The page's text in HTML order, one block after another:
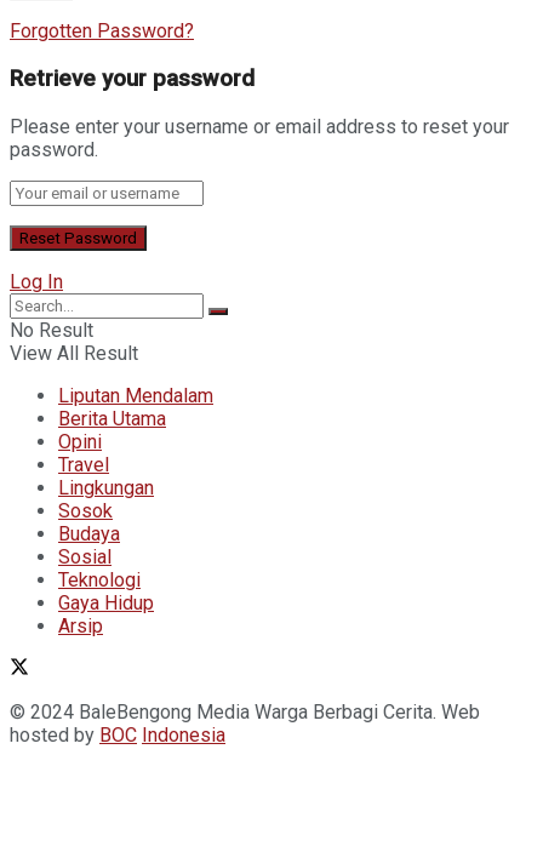
Forgotten Password?
Retrieve your password
Please enter your username or email address to reset your
password.
Log In
No Result
View All Result
Liputan Mendalam
Berita Utama
Opini
Travel
Lingkungan
Sosok
Budaya
Sosial
Teknologi
Gaya Hidup
Arsip
© 2024 BaleBengong Media Warga Berbagi Cerita. Web
hosted by BOC Indonesia